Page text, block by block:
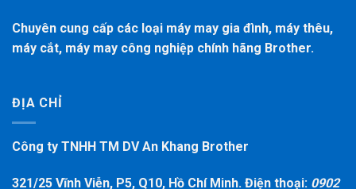
Chuyên cung cấp các loại máy may gia đình, máy thêu,
máy cắt, máy may công nghiệp chính hãng Brother.
ĐỊA CHỈ
Công ty TNHH TM DV An Khang Brother
321/25 Vĩnh Viễn, P5, Q10, Hồ Chí Minh. Điện thoại: 0902